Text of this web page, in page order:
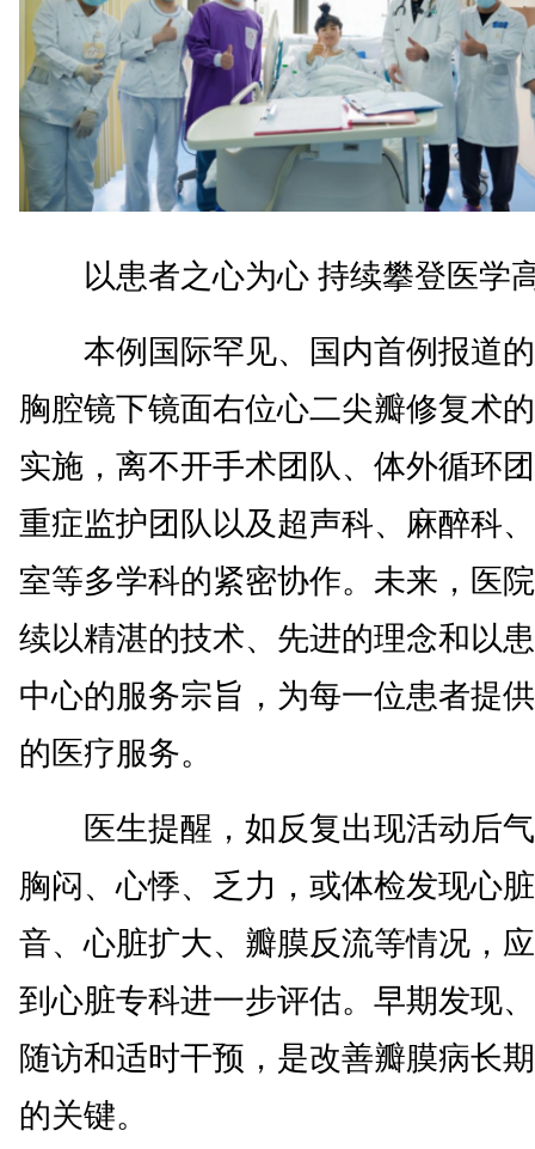
以患者之心为心 持续攀登医学
本例国际罕见、国内首例报道
胸腔镜下镜面右位心二尖瓣修复术
实施，离不开手术团队、体外循环
重症监护团队以及超声科、麻醉科
室等多学科的紧密协作。未来，医
续以精湛的技术、先进的理念和以
中心的服务宗旨，为每一位患者提
的医疗服务。
医生提醒，如反复出现活动后
胸闷、心悸、乏力，或体检发现心
音、心脏扩大、瓣膜反流等情况，
到心脏专科进一步评估。早期发现
随访和适时干预，是改善瓣膜病长
的关键。